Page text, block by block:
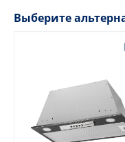
Выберите